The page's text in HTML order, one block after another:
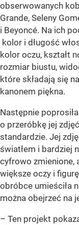
obserwowanych
Grande, Seleny
i Beyoncé. Na ich
kolor i długość
kolor oczu, kształt
rozmiar biustu,
które składają się
kanonem piękna.
Następnie
o przeróbkę jej
standardzie. Jej
światłem i bardziej
cyfrowo zmienione,
większe oczy i
obróbce umieściła
można obejrzeć na
– Ten projekt